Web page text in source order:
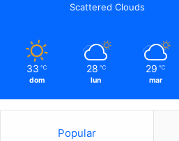
Scattered Clouds
33 ℃
dom
28 ℃
lun
29 ℃
mar
Popular